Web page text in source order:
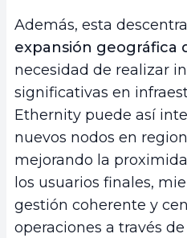
Además, esta
expansión geográfica
necesidad de realizar
significativas en
Ethernity puede así
nuevos nodos en
mejorando la
los usuarios finales,
gestión coherente y
operaciones a través